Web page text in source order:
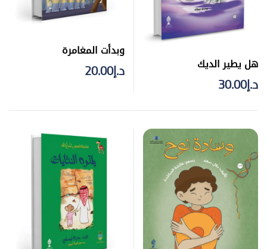
هل يطير الديك
د.إ30.00
وبدأت المغامرة
د.إ20.00